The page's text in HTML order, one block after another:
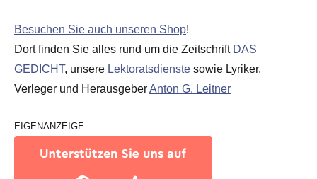
Besuchen Sie auch unseren Shop!
Dort finden Sie alles rund um die Zeitschrift DAS
GEDICHT, unsere Lektoratsdienste sowie Lyriker,
Verleger und HerausgeberAnton G. Leitner
EIGENANZEIGE